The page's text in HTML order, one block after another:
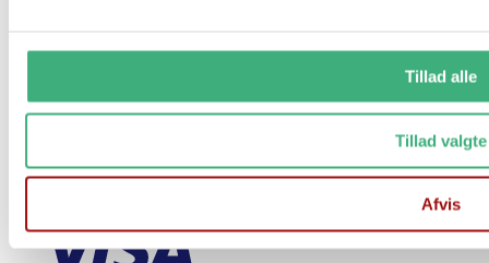
Tillad alle
Tillad valgte
Afvis